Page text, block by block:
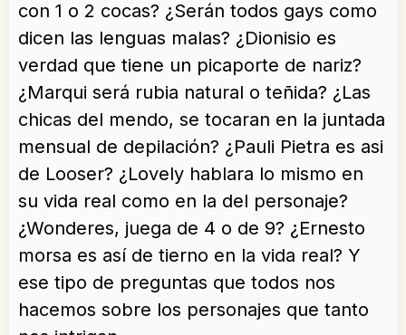
con 1 o 2 cocas? ¿Serán todos gays como
dicen las lenguas malas? ¿Dionisio es
verdad que tiene un picaporte de nariz?
¿Marqui será rubia natural o teñida? ¿Las
chicas del mendo, se tocaran en la juntada
mensual de depilación? ¿Pauli Pietra es asi
de Looser? ¿Lovely hablara lo mismo en
su vida real como en la del personaje?
¿Wonderes, juega de 4 o de 9? ¿Ernesto
morsa es así de tierno en la vida real? Y
ese tipo de preguntas que todos nos
hacemos sobre los personajes que tanto